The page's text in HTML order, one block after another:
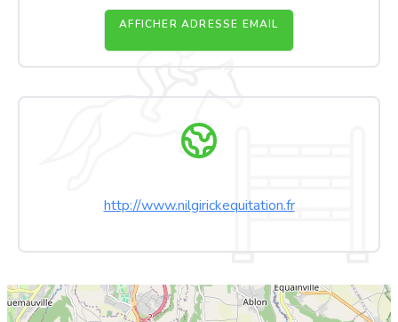
AFFICHER ADRESSE EMAIL
http://www.nilgirickequitation.fr